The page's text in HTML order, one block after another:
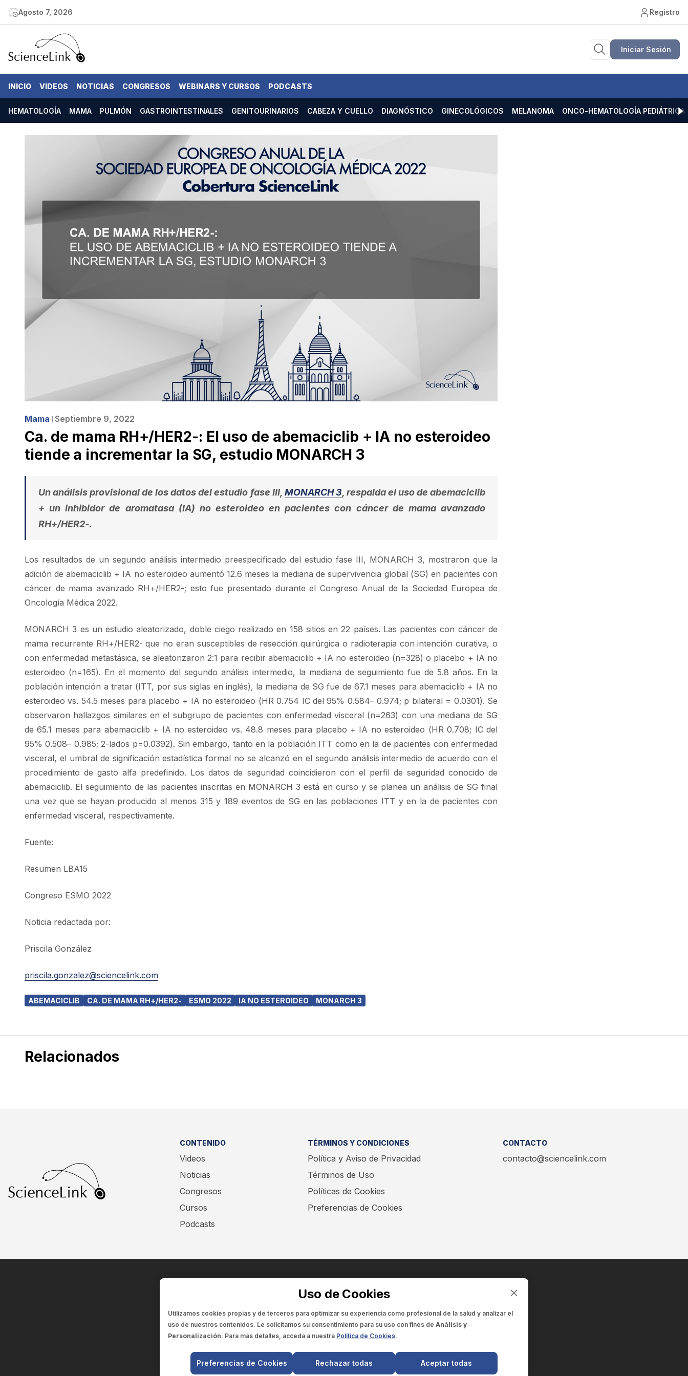
Agosto 7, 2026 Registro
Iniciar Sesión
INICIO VIDEOS NOTICIAS CONGRESOS WEBINARS Y CURSOS PODCASTS
HEMATOLOGÍA MAMA PULMÓN GASTROINTESTINALES GENITOURINARIOS CABEZA Y CUELLO DIAGNÓSTICO GINECOLÓGICOS MELANOMA ONCO-HEMATOLOGÍA PEDIÁTRICA
Mama ❘ Septiembre 9, 2022
Ca. de mama RH+/HER2-: El uso de abemaciclib + IA no esteroideo
tiende a incrementar la SG, estudio MONARCH 3
Un análisis provisional de los datos del estudio fase III, MONARCH 3 , respalda el uso de abemaciclib
+ un inhibidor de aromatasa (IA) no esteroideo en pacientes con cáncer de mama avanzado
RH+/HER2-.
Los resultados de un segundo análisis intermedio preespecificado del estudio fase III, MONARCH 3, mostraron que la
adición de abemaciclib + IA no esteroideo aumentó 12.6 meses la mediana de supervivencia global (SG) en pacientes con
cáncer de mama avanzado RH+/HER2-; esto fue presentado durante el Congreso Anual de la Sociedad Europea de
Oncología Médica 2022.
MONARCH 3 es un estudio aleatorizado, doble ciego realizado en 158 sitios en 22 países. Las pacientes con cáncer de
mama recurrente RH+/HER2- que no eran susceptibles de resección quirúrgica o radioterapia con intención curativa, o
con enfermedad metastásica, se aleatorizaron 2:1 para recibir abemaciclib + IA no esteroideo (n=328) o placebo + IA no
esteroideo (n=165). En el momento del segundo análisis intermedio, la mediana de seguimiento fue de 5.8 años. En la
población intención a tratar (ITT, por sus siglas en inglés), la mediana de SG fue de 67.1 meses para abemaciclib + IA no
esteroideo vs. 54.5 meses para placebo + IA no esteroideo (HR 0.754 IC del 95% 0.584– 0.974; p bilateral = 0.0301). Se
observaron hallazgos similares en el subgrupo de pacientes con enfermedad visceral (n=263) con una mediana de SG
de 65.1 meses para abemaciclib + IA no esteroideo vs. 48.8 meses para placebo + IA no esteroideo (HR 0.708; IC del
95% 0.508– 0.985; 2-lados p=0.0392). Sin embargo, tanto en la población ITT como en la de pacientes con enfermedad
visceral, el umbral de significación estadística formal no se alcanzó en el segundo análisis intermedio de acuerdo con el
procedimiento de gasto alfa predefinido. Los datos de seguridad coincidieron con el perfil de seguridad conocido de
abemaciclib. El seguimiento de las pacientes inscritas en MONARCH 3 está en curso y se planea un análisis de SG final
una vez que se hayan producido al menos 315 y 189 eventos de SG en las poblaciones ITT y en la de pacientes con
enfermedad visceral, respectivamente.
Fuente:
Resumen LBA15
Congreso ESMO 2022
Noticia redactada por:
Priscila González
priscila.gonzalez@sciencelink.com
ABEMACICLIB CA. DE MAMA RH+/HER2- ESMO 2022 IA NO ESTEROIDEO MONARCH 3
Relacionados
CONTENIDO
Videos
Noticias
Congresos
Cursos
Podcasts
TÉRMINOS Y CONDICIONES
Política y Aviso de Privacidad
Términos de Uso
Políticas de Cookies
Preferencias de Cookies
CONTACTO
contacto@sciencelink.com
ENCUÉNTRANOS EN:
© 2025 SCIENCELINK- Derechos reservados
bySCILINK COMUNICACIÓN CIENTÍFICA SC
El contenido y la información de este sitio web es exclusivo para profesionales de la salud.
Uso de Cookies
Utilizamos cookies propias y de terceros para optimizar su experiencia como profesional de la salud y analizar el
uso de nuestros contenidos. Le solicitamos su consentimiento para su uso con fines de Análisis y
Personalización. Para más detalles, acceda a nuestra Política de Cookies.
Preferencias de Cookies Rechazar todas Aceptar todas